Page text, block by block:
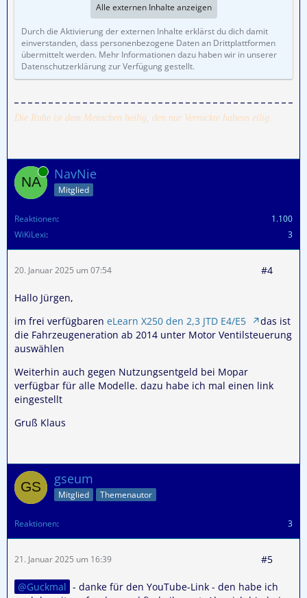
Alle externen Inhalte anzeigen
Durch die Aktivierung der externen Inhalte erklärst du dich damit
einverstanden, dass personenbezogene Daten an Drittplattformen
übermittelt werden. Mehr Informationen dazu haben wir in unserer
Datenschutzerklärung zur Verfügung gestellt.
Die Ruhe ist dem Menschen heilig, den nur Verrückte habens eilig.
Online NavNie
Mitglied
Reaktionen
1.100
WiKiLexi
3
20. Januar 2025 um 07:54 #4
Hallo Jürgen,
im frei verfügbaren eLearn X250 den 2,3 JTD E4/E5
das ist
die Fahrzeugeneration ab 2014 unter Motor Ventilsteuerung
auswählen
Weiterhin auch gegen Nutzungsentgeld bei Mopar
verfügbar für alle Modelle. dazu habe ich mal einen link
eingestellt
Gruß Klaus
gseum
Mitglied Themenautor
Reaktionen 3
21. Januar 2025 um 16:39 #5
Guckmal - danke für den YouTube-Link - den habe ich